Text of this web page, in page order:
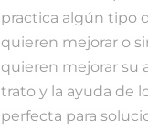
practica algún tipo
quieren mejorar o
quieren mejorar su
trato y la ayuda de
perfecta para